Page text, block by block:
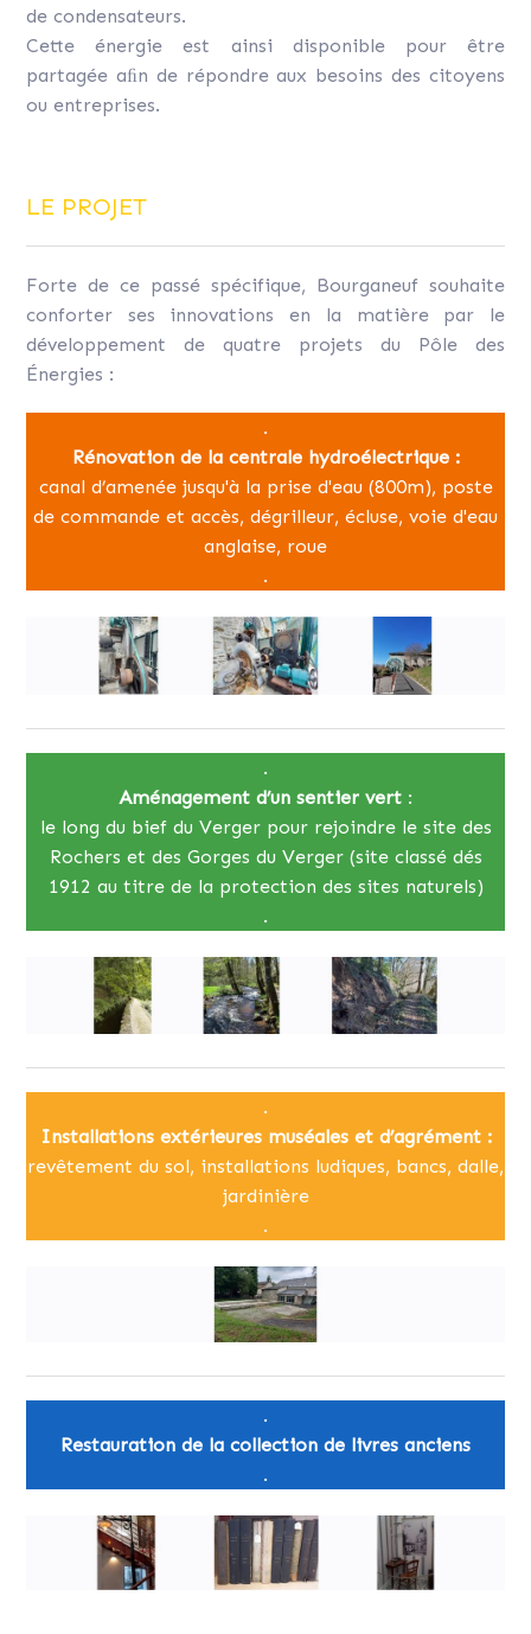
de condensateurs.
Cette énergie est ainsi disponible pour être
partagée aﬁn de répondre aux besoins des citoyens
ou entreprises.
LE PROJET
Forte de ce passé spécifique, Bourganeuf souhaite
conforter ses innovations en la matière par le
développement de quatre projets du Pôle des
Énergies :
.
Rénovation de la centrale hydroélectrique :
canal d’amenée jusqu'à la prise d'eau (800m), poste
de commande et accès, dégrilleur, écluse, voie d'eau
anglaise, roue
.
.
Aménagement d’un sentier vert :
le long du bief du Verger pour rejoindre le site des
Rochers et des Gorges du Verger (site classé dés
1912 au titre de la protection des sites naturels)
.
.
Installations extérieures muséales et d’agrément :
revêtement du sol, installations ludiques, bancs, dalle,
jardinière
.
.
Restauration de la collection de livres anciens
.